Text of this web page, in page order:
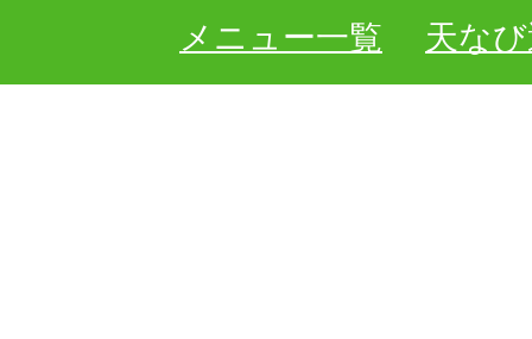
メニュー一覧
天な